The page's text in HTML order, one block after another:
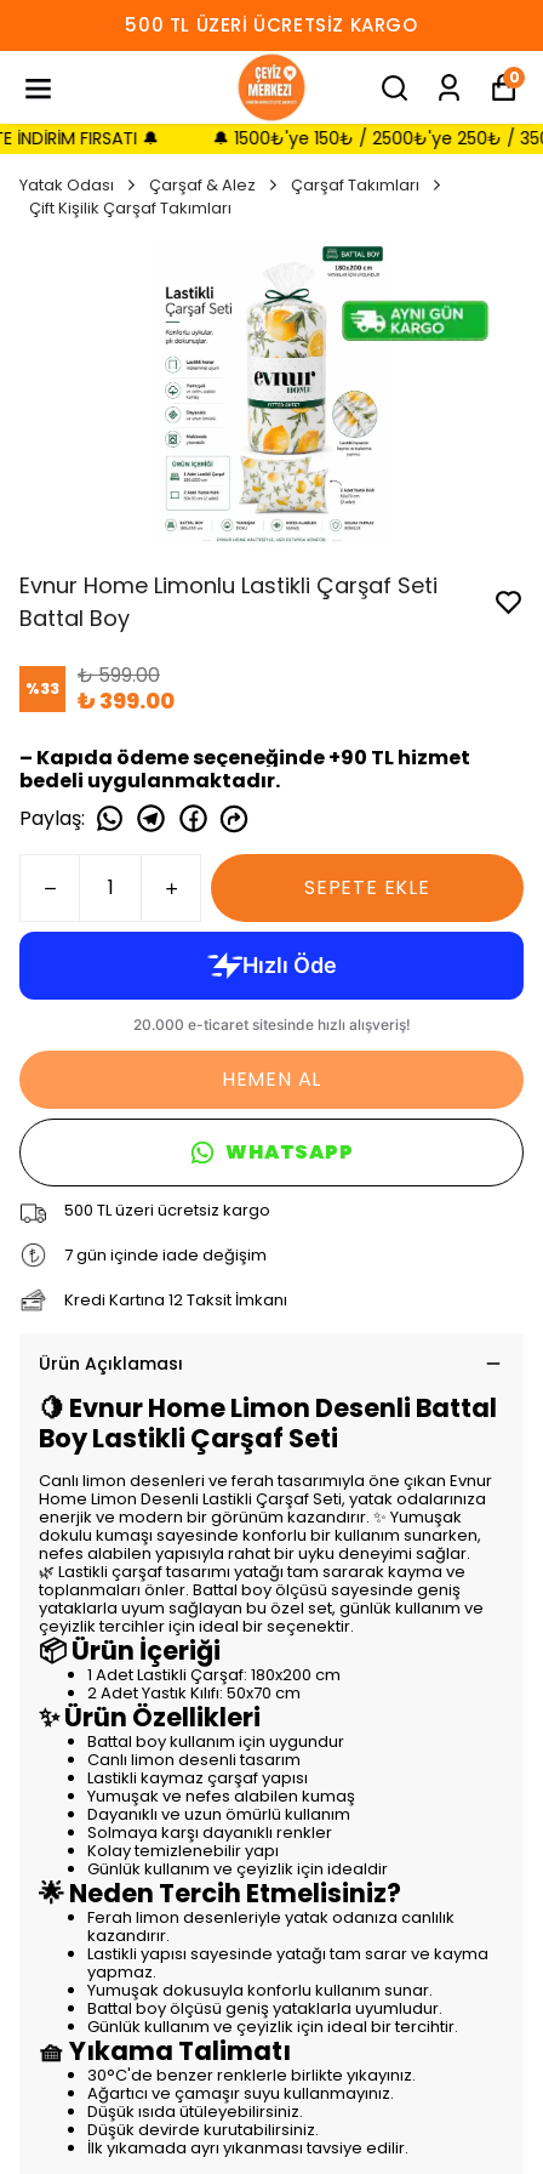
500 TL ÜZERI ÜCRETSIZ KARGO
0
FIRSATI 🔔 🔔 1500₺'ye 150₺ / 2500₺'ye 250₺ /
Yatak Odası Çarşaf & Alez
Çarşaf Takımları
Çift Kişilik Çarşaf Takımları
Evnur Home Limonlu Lastikli Çarşaf Seti
Battal Boy
%33 ₺ 599.00
₺ 399.00
– Kapıda ödeme seçeneğinde +90 TL hizmet
bedeli uygulanmaktadır.
Paylaş:
SEPETE EKLE
HEMEN AL
WHATSAPP
500 TL üzeri ücretsiz kargo
7 gün içinde iade değişim
Kredi Kartına 12 Taksit İmkanı
Ürün Açıklaması
🍋 Evnur Home Limon Desenli Battal
Boy Lastikli Çarşaf Seti
Canlı limon desenleri ve ferah tasarımıyla öne çıkan Evnur
Home Limon Desenli Lastikli Çarşaf Seti, yatak odalarınıza
enerjik ve modern bir görünüm kazandırır. ✨ Yumuşak
dokulu kumaşı sayesinde konforlu bir kullanım sunarken,
nefes alabilen yapısıyla rahat bir uyku deneyimi sağlar.
🌿 Lastikli çarşaf tasarımı yatağı tam sararak kayma ve
toplanmaları önler. Battal boy ölçüsü sayesinde geniş
yataklarla uyum sağlayan bu özel set, günlük kullanım ve
çeyizlik tercihler için ideal bir seçenektir.
📦 Ürün İçeriği
1 Adet Lastikli Çarşaf: 180x200 cm
2 Adet Yastık Kılıfı: 50x70 cm
✨ Ürün Özellikleri
Battal boy kullanım için uygundur
Canlı limon desenli tasarım
Lastikli kaymaz çarşaf yapısı
Yumuşak ve nefes alabilen kumaş
Dayanıklı ve uzun ömürlü kullanım
Solmaya karşı dayanıklı renkler
Kolay temizlenebilir yapı
Günlük kullanım ve çeyizlik için idealdir
🌟 Neden Tercih Etmelisiniz?
Ferah limon desenleriyle yatak odanıza canlılık
kazandırır.
Lastikli yapısı sayesinde yatağı tam sarar ve kayma
yapmaz.
Yumuşak dokusuyla konforlu kullanım sunar.
Battal boy ölçüsü geniş yataklarla uyumludur.
Günlük kullanım ve çeyizlik için ideal bir tercihtir.
🧺 Yıkama Talimatı
30°C'de benzer renklerle birlikte yıkayınız.
Ağartıcı ve çamaşır suyu kullanmayınız.
Düşük ısıda ütüleyebilirsiniz.
Düşük devirde kurutabilirsiniz.
İlk yıkamada ayrı yıkanması tavsiye edilir.